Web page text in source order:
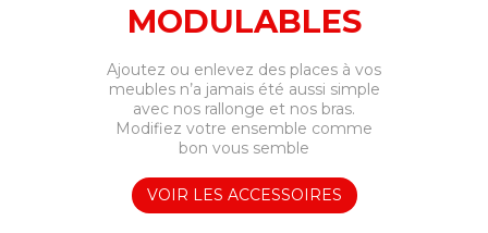
MODULABLES
Ajoutez ou enlevez des places à vos
meubles n’a jamais été aussi simple
avec nos rallonge et nos bras.
Modifiez votre ensemble comme
bon vous semble
VOIR LES ACCESSOIRES